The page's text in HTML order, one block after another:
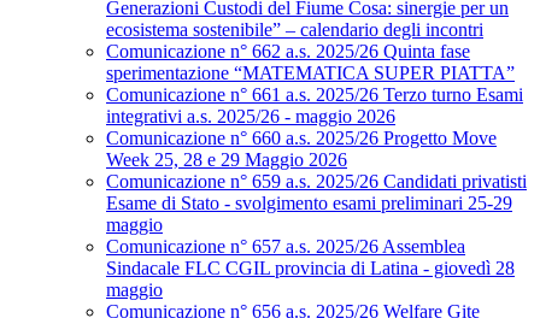
Generazioni Custodi del Fiume Cosa: sinergie per un
ecosistema sostenibile” – calendario degli incontri
Comunicazione n° 662 a.s. 2025/26 Quinta fase
sperimentazione “MATEMATICA SUPER PIATTA”
Comunicazione n° 661 a.s. 2025/26 Terzo turno Esami
integrativi a.s. 2025/26 - maggio 2026
Comunicazione n° 660 a.s. 2025/26 Progetto Move
Week 25, 28 e 29 Maggio 2026
Comunicazione n° 659 a.s. 2025/26 Candidati privatisti
Esame di Stato - svolgimento esami preliminari 25-29
maggio
Comunicazione n° 657 a.s. 2025/26 Assemblea
Sindacale FLC CGIL provincia di Latina - giovedì 28
maggio
Comunicazione n° 656 a.s. 2025/26 Welfare Gite